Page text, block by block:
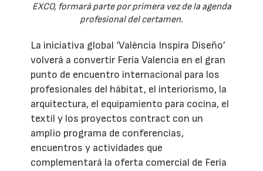
EXCO, formará parte por primera vez de la agenda
profesional del certamen.
La iniciativa global ‘València Inspira Diseño’
volverá a convertir Feria Valencia en el gran
punto de encuentro internacional para los
profesionales del hábitat, el interiorismo, la
arquitectura, el equipamiento para cocina, el
textil y los proyectos contract con un
amplio programa de conferencias,
encuentros y actividades que
complementará la oferta comercial de Feria